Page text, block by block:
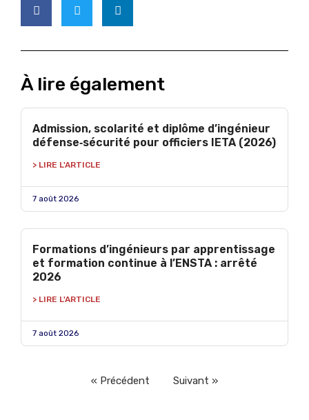
À lire également
Admission, scolarité et diplôme d’ingénieur
défense‑sécurité pour officiers IETA (2026)
> LIRE L'ARTICLE
7 août 2026
Formations d’ingénieurs par apprentissage
et formation continue à l’ENSTA : arrêté
2026
> LIRE L'ARTICLE
7 août 2026
« Précédent Suivant »